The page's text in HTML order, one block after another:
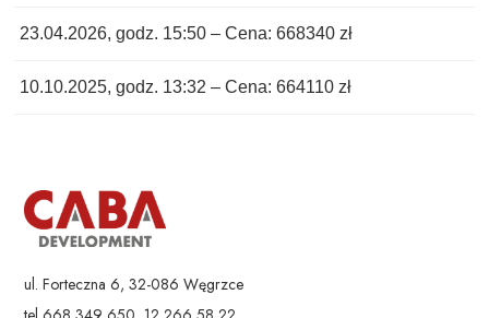
23.04.2026, godz. 15:50 – Cena: 668340 zł
10.10.2025, godz. 13:32 – Cena: 664110 zł
ul. Forteczna 6, 32-086 Węgrzce